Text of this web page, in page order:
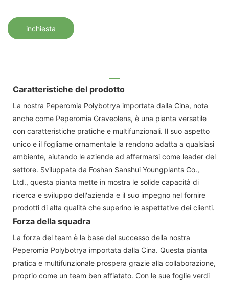
inchiesta
Caratteristiche del prodotto
La nostra Peperomia Polybotrya importata dalla Cina, nota
anche come Peperomia Graveolens, è una pianta versatile
con caratteristiche pratiche e multifunzionali. Il suo aspetto
unico e il fogliame ornamentale la rendono adatta a qualsiasi
ambiente, aiutando le aziende ad affermarsi come leader del
settore. Sviluppata da Foshan Sanshui Youngplants Co.,
Ltd., questa pianta mette in mostra le solide capacità di
ricerca e sviluppo dell'azienda e il suo impegno nel fornire
prodotti di alta qualità che superino le aspettative dei clienti.
Forza della squadra
La forza del team è la base del successo della nostra
Peperomia Polybotrya importata dalla Cina. Questa pianta
pratica e multifunzionale prospera grazie alla collaborazione,
proprio come un team ben affiatato. Con le sue foglie verdi